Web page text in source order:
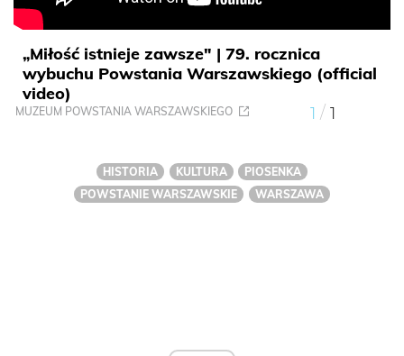
„Miłość istnieje zawsze" | 79. rocznica
wybuchu Powstania Warszawskiego (official
video)
MUZEUM POWSTANIA WARSZAWSKIEGO 1 / 1
HISTORIA KULTURA
PIOSENKA
POWSTANIE WARSZAWSKIE
WARSZAWA